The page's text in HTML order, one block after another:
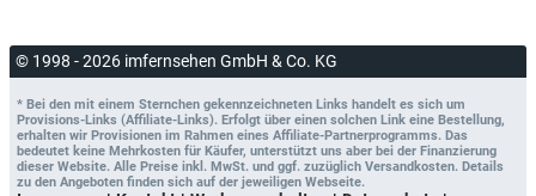
© 1998 - 2026 imfernsehen GmbH & Co. KG
* Bei den mit einem Sternchen gekennzeichneten Links handelt es sich um
Provisions-Links (Affiliate-Links). Erfolgt über einen solchen Link eine Bestellung,
erhalten wir Provisionen im Rahmen eines Affiliate-Partnerprogramms. Das
bedeutet keine Mehrkosten für Käufer, unterstützt uns aber bei der Finanzierung
dieser Website. Alle Preise inkl. MwSt. und ggf. zuzüglich Versandkosten. Details
zu den Angeboten finden sich auf der jeweiligen Webseite.